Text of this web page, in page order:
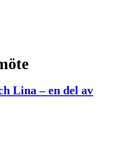
Lina – en del av